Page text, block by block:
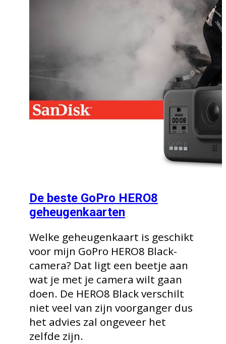
De beste GoPro HERO8
geheugenkaarten
Welke geheugenkaart is geschikt
voor mijn GoPro HERO8 Black-
camera? Dat ligt een beetje aan
wat je met je camera wilt gaan
doen. De HERO8 Black verschilt
niet veel van zijn voorganger dus
het advies zal ongeveer het
zelfde zijn.